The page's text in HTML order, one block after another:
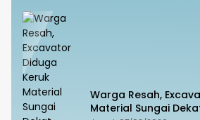
Warga Resah,
Material Sungai